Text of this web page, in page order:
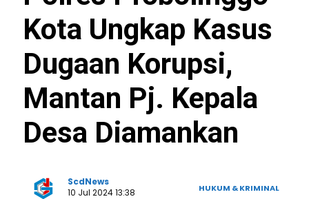
Kota Ungkap Kasus
Dugaan Korupsi,
Mantan Pj. Kepala
Desa Diamankan
ScdNews
10 Jul 2024 13:38
HUKUM & KRIMINAL